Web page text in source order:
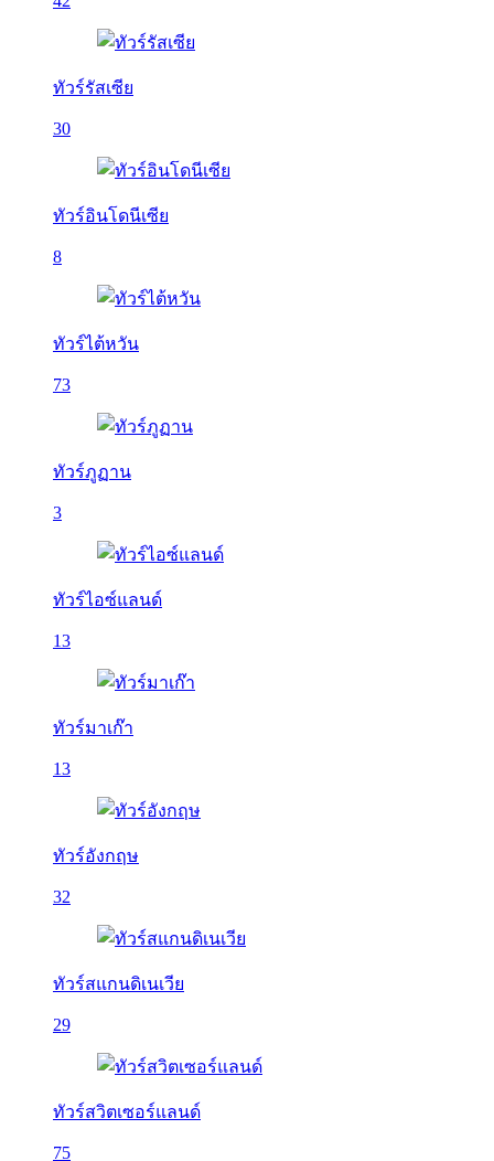
ทัวร์รัสเซีย
30
ทัวร์อินโดนีเซีย
8
ทัวร์ไต้หวัน
73
ทัวร์ภูฏาน
3
ทัวร์ไอซ์แลนด์
13
ทัวร์มาเก๊า
13
ทัวร์อังกฤษ
32
ทัวร์สแกนดิเนเวีย
29
ทัวร์สวิตเซอร์แลนด์
75